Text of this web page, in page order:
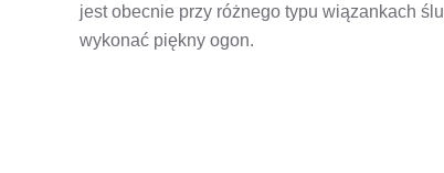
jest obecnie przy różnego typu wiązankach
wykonać piękny ogon.